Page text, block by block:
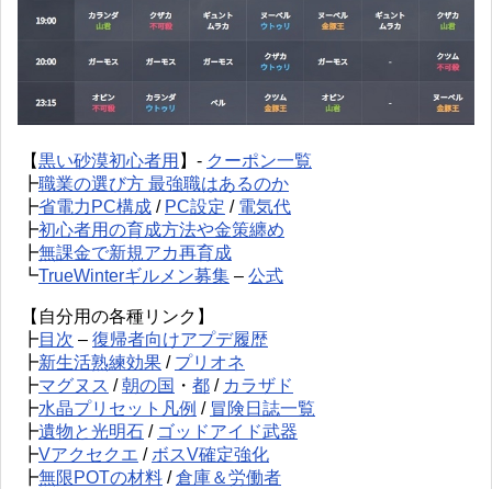
【黒い砂漠初心者用 】- クーポン一覧
┣職業の選び方 最強職はあるのか
┣省電力PC構成 / PC設定 / 電気代
┣初心者用の育成方法や金策纏め
┣無課金で新規アカ再育成
┗TrueWinterギルメン募集 – 公式
【自分用の各種リンク】
┣目次 – 復帰者向けアプデ履歴
┣新生活熟練効果 / プリオネ
┣マグヌス /朝の国 ・ 都 / カラザド
┣水晶プリセット凡例 / 冒険日誌一覧
┣遺物と光明石 / ゴッドアイド武器
┣Vアクセクエ / ボスV確定強化
┣無限POTの材料 /倉庫＆労働者